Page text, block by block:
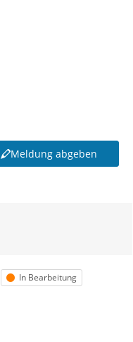
Meldung abgeben
Status
In Bearbeitung